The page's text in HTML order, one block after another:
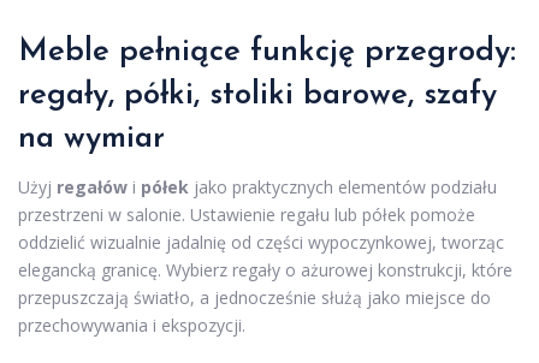
Meble pełniące funkcję przegrody:
regały, półki, stoliki barowe, szafy
na wymiar
Użyj regałów i półek jako praktycznych elementów podziału
przestrzeni w salonie. Ustawienie regału lub półek pomoże
oddzielić wizualnie jadalnię od części wypoczynkowej, tworząc
elegancką granicę. Wybierz regały o ażurowej konstrukcji, które
przepuszczają światło, a jednocześnie służą jako miejsce do
przechowywania i ekspozycji.